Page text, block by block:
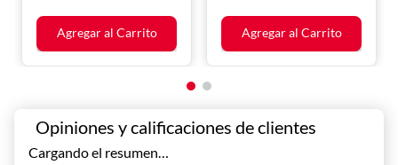
Agregar al Carrito Agregar al Carrito
Cargando el resumen…